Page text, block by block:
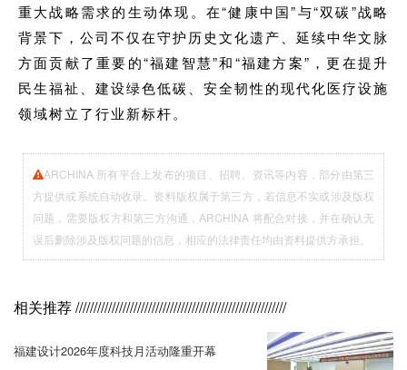
重大战略需求的生动体现。在“健康中国”与“双碳”战略
背景下，公司不仅在守护历史文化遗产、延续中华文脉
方面贡献了重要的“福建智慧”和“福建方案”，更在提升
民生福祉、建设绿色低碳、安全韧性的现代化医疗设施
领域树立了行业新标杆。
ARCHINA 所有平台上发布的项目、招聘、资讯等内容，部分由第三
方提供或系统自动收录。资料版权属于第三方，若信息不实或涉及版权
问题，需要版权方和第三方沟通，ARCHINA 将配合对接，并在确认无
误后删除涉及版权问题的信息，相应的法律责任均由资料提供方承担。
相关推荐//////////////////////////////////////////////////////////
福建设计2026年度科技月活动隆重开幕